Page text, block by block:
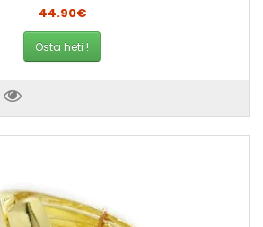
44.90€
Osta heti !